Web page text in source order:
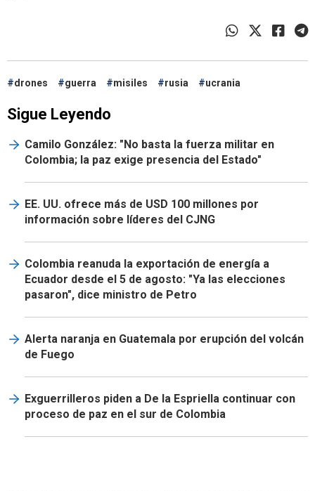
drones guerra misiles rusia ucrania
Sigue Leyendo
Camilo González: "No basta la fuerza militar en
Colombia; la paz exige presencia del Estado"
EE. UU. ofrece más de USD 100 millones por
información sobre líderes del CJNG
Colombia reanuda la exportación de energía a
Ecuador desde el 5 de agosto: "Ya las elecciones
pasaron", dice ministro de Petro
Alerta naranja en Guatemala por erupción del volcán
de Fuego
Exguerrilleros piden a De la Espriella continuar con
proceso de paz en el sur de Colombia